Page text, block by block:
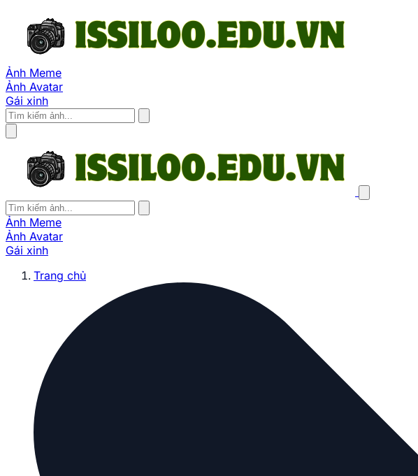
Ảnh Meme
Ảnh Avatar
Gái xinh
Ảnh Meme
Ảnh Avatar
Gái xinh
Trang chủ